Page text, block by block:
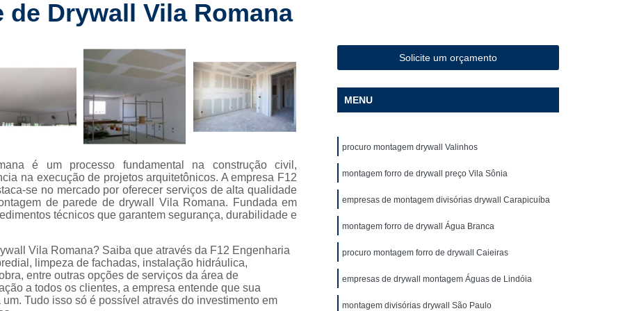
de
de
Checklist de Obra Comercial
Checklist de Vistoria de Obra
Checklist para Construção
Colocação de Drywall
Colocação de Drywall na Parede
Colocação de Drywall Parede
Colocação de Drywall Teto
Colocação de Forro de Drywall
Colocação Drywall
Colocação Drywall Teto
Colocação Forro Drywall
Drywall Colocação
Gerenciamento de Obra
Gerenciamento de Obra Civil
Gerenciamento de Obra Comercial
Gerenciamento de Obra Predial
Gerenciamento de Obra Residencial
Gerenciamento de Obras
Gerenciamento de Obras Civis
Gerenciamento de Obras de Construção Civil
Gerenciamento de Obras na Construção Civil
de Drywall Vila Romana
é um processo fundamental na construção civil,
na execução de projetos arquitetônicos. A empresa F12
se no mercado por oferecer serviços de alta qualidade
de parede de drywall Vila Romana. Fundada em
técnicos que garantem segurança, durabilidade e
Vila Romana? Saiba que através da F12 Engenharia
limpeza de fachadas, instalação hidráulica,
entre outras opções de serviços da área de
a todos os clientes, a empresa entende que sua
Tudo isso só é possível através do investimento em
Solicite um orçamento
MENU
procuro montagem drywall Valinhos
montagem forro de drywall preço Vila Sônia
empresas de montagem divisórias drywall Carapicuíba
montagem forro de drywall Água Branca
procuro montagem forro de drywall Caieiras
empresas de drywall montagem Águas de Lindóia
montagem divisórias drywall São Paulo